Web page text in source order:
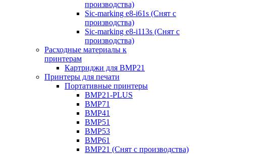
производства)
Sic-marking e8-i61s (Снят с
производства)
Sic-marking e8-i113s (Снят с
производства)
Расходные материалы к
принтерам
Картриджи для BMP21
Принтеры для печати
Портативные принтеры
BMP21-PLUS
BMP71
BMP41
BMP51
BMP53
BMP61
BMP21 (Снят с производства)